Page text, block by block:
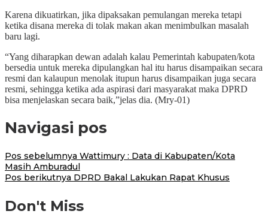
Karena dikuatirkan, jika dipaksakan pemulangan mereka tetapi
ketika disana mereka di tolak makan akan menimbulkan masalah
baru lagi.
“Yang diharapkan dewan adalah kalau Pemerintah kabupaten/kota
bersedia untuk mereka dipulangkan hal itu harus disampaikan secara
resmi dan kalaupun menolak itupun harus disampaikan juga secara
resmi, sehingga ketika ada aspirasi dari masyarakat maka DPRD
bisa menjelaskan secara baik,”jelas dia. (Mry-01)
Navigasi pos
Pos sebelumnya Wattimury : Data di Kabupaten/Kota
Masih Amburadul
Pos berikutnya DPRD Bakal Lakukan Rapat Khusus
Don't Miss